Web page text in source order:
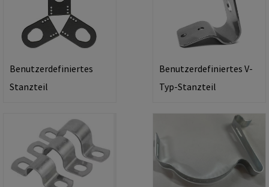
Benutzerdefiniertes
Stanzteil
Benutzerdefiniertes V-
Typ-Stanzteil